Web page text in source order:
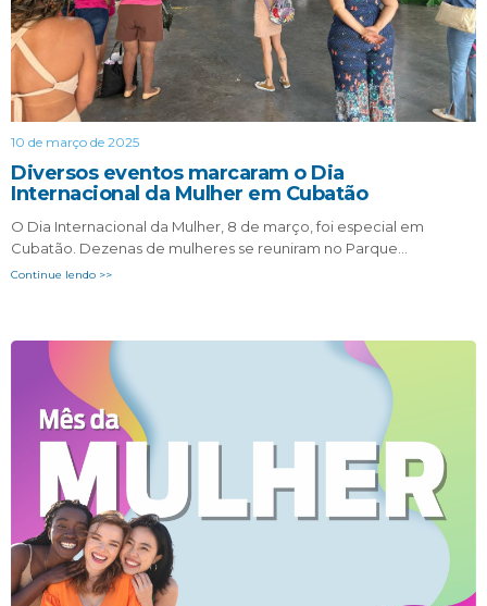
10 de março de 2025
Diversos eventos marcaram o Dia
Internacional da Mulher em Cubatão
O Dia Internacional da Mulher, 8 de março, foi especial em
Cubatão. Dezenas de mulheres se reuniram no Parque…
Continue lendo >>